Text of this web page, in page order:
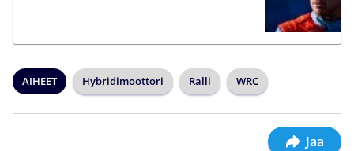
AIHEET Hybridimoottori Ralli WRC
Jaa